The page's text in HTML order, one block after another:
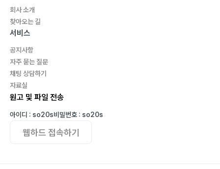
눈물의 기도
그날을 바라보며
나의 소망
은혜를 구하기 전에
열려라, 에바다!
사랑의 눈으로
임은
놀라운 비밀
나도, 저 별처럼
행복의 길
회사 소개
찾아오는 길
서비스
공지사항
자주 묻는 질문
채팅 상담하기
자료실
원고 및 파일 전송
아이디 : so20s비밀번호 : so20s
웹하드 접속하기